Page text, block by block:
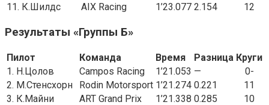
11. К.Шилдс
AIX Racing 1’23.077 2.154 12
Результаты «Группы Б»
Пилот Команда Время Разница Круги
1. Н.Цолов
Campos Racing 1’21.053 —
0-
2. М.Стенсхорн
Rodin Motorsport 1’21.274 0.221
11
3. К.Майни
ART Grand Prix 1’21.338 0.285
10